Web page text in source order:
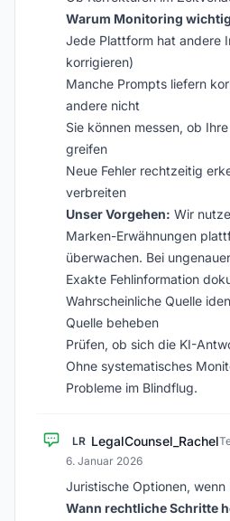
Warum Monitoring
Jede Plattform hat andere
korrigieren)
Manche Prompts liefern
andere nicht
Sie können messen, ob
greifen
Neue Fehler rechtzeitig
verbreiten
Unser Vorgehen: Wir
Marken-Erwähnungen
überwachen. Bei
Exakte Fehlinformation
Wahrscheinliche Quelle
Quelle beheben
Prüfen, ob sich die KI-
Ohne systematisches
Probleme im Blindflug.
LR LegalCounsel_Rachel
6. Januar 2026
Juristische Optionen,
Wann rechtliche Schritte